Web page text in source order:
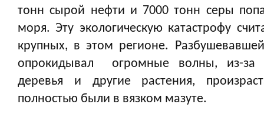
тонн сырой нефти и 7000 тонн серы
моря. Эту экологическую катастрофу
крупных, в этом регионе.
опрокидывал огромные волны, из-за
деревья и другие растения,
полностью были в вязком мазуте.